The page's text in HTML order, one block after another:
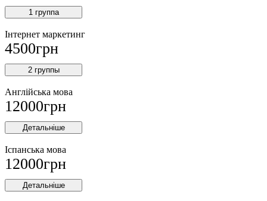
1 группа
Інтернет маркетинг
4500грн
2 группы
Англійська мова
12000грн
Детальніше
Іспанська мова
12000грн
Детальніше